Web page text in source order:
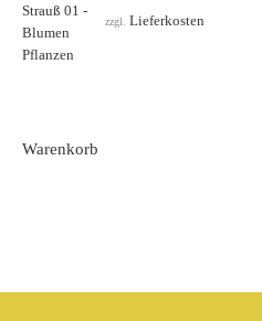
zzgl. Lieferkosten
Warenkorb